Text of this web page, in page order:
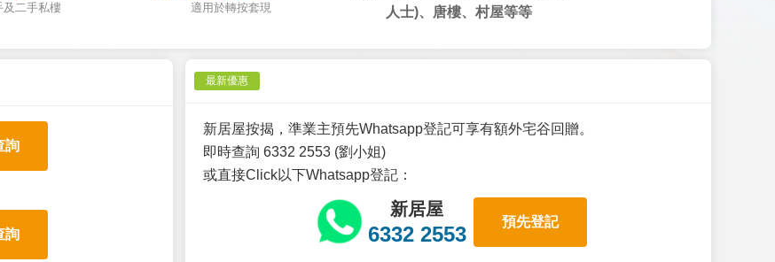
及二手私樓 適用於轉按套現
人士)、唐樓、村屋等等
詢
詢
最新優惠
新居屋按揭，準業主預先Whatsapp登記可享有額外宅谷回贈。
即時查詢 6332 2553 (劉小姐)
或直接Click以下Whatsapp登記：
新居屋
6332 2553
預先登記